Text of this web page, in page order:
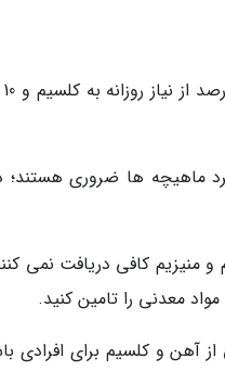
ماهیچه ها ضروری هستند؛
منیزیم کافی دریافت نمی
مواد معدنی را تامین کنید.
از آهن و کلسیم برای